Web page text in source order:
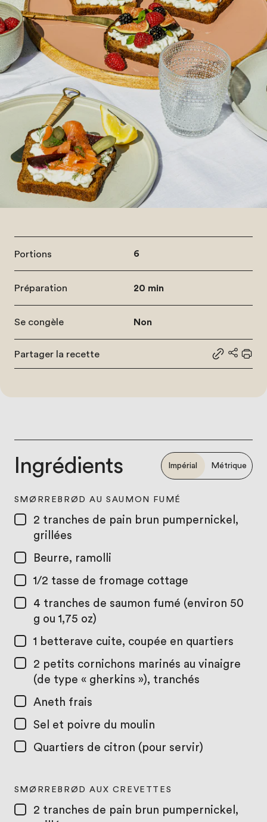
Portions 6
Préparation 20 min
Se congèle Non
Partager la recette
Partager
Ingrédients Impérial Métrique
SMØRREBRØD AU SAUMON FUMÉ
2 tranches de pain brun pumpernickel,
grillées
Beurre, ramolli
1/2 tasse de fromage cottage
4 tranches de saumon fumé (environ 50
g ou 1,75 oz)
1 betterave cuite, coupée en quartiers
2 petits cornichons marinés au vinaigre
(de type « gherkins »), tranchés
Aneth frais
Sel et poivre du moulin
Quartiers de citron (pour servir)
SMØRREBRØD AUX CREVETTES
2 tranches de pain brun pumpernickel,